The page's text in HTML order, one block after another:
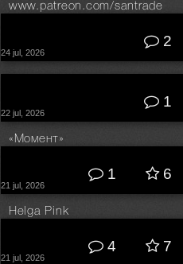
www.patreon.com/santrade
24 jul, 2026
2
22 jul, 2026
1
«Момент»
21 jul, 2026
1 6
Helga Pink
21 jul, 2026
4 7